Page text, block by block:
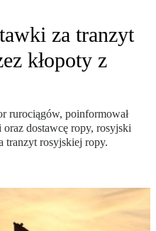
za tranzyt
kłopoty z
rurociągów, poinformował
dostawcę ropy, rosyjski
tranzyt rosyjskiej ropy.